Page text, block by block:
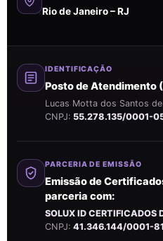
Rio de Janeiro – RJ
IDENTIFICAÇÃO
Posto de Atendimento
Lucas Motta dos Santos
CNPJ: 55.278.135/0001-
PARCERIA DE EMISSÃO
Emissão de
parceria com:
SOLUX ID CERTIFICADOS
CNPJ: 41.346.144/0001-81